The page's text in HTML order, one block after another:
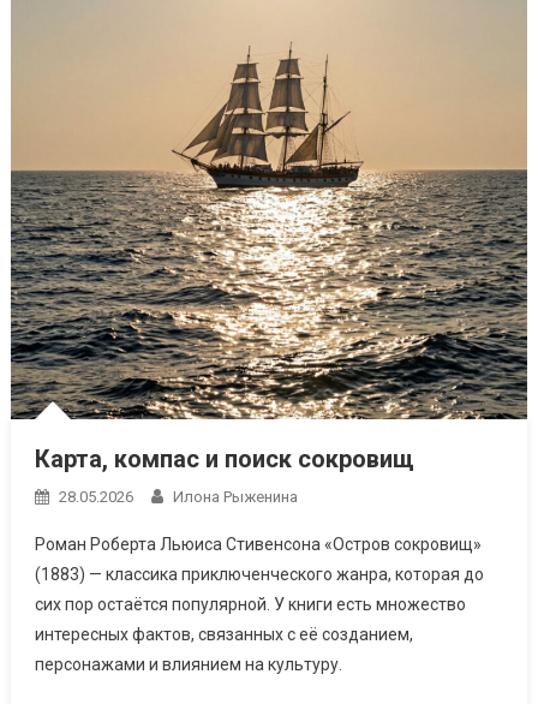
Карта, компас и поиск сокровищ
28.05.2026 Илона Рыженина
Роман Роберта Льюиса Стивенсона «Остров сокровищ»
(1883) — классика приключенческого жанра, которая до
сих пор остаётся популярной. У книги есть множество
интересных фактов, связанных с её созданием,
персонажами и влиянием на культуру.